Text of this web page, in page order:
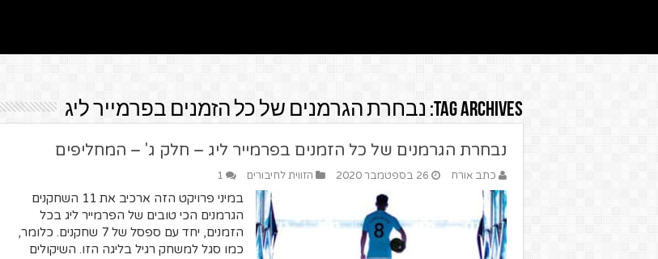
Tag Archives: נבחרת הגרמנים של כל הזמנים בפרמייר ליג
נבחרת הגרמנים של כל הזמנים בפרמייר ליג – חלק ג' – המחליפים
כתב אורח 26 בספטמבר 2020 הזווית לחיבורים 1
במיני פרויקט הזה ארכיב את 11 השחקנים
הגרמנים הכי טובים של הפרמייר ליג בכל
הזמנים, יחד עם ספסל של 7 שחקנים. כלומר,
כמו סגל למשחק רגיל בליגה הזו. השיקולים